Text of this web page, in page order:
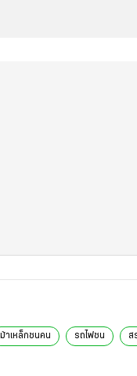
ม้าเหล็กชนคน รถไฟชน ส